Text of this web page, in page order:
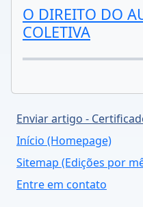
O DIREITO DO
COLETIVA
Enviar artigo -
Início (Homepage)
Sitemap (Edições por
Entre em contato